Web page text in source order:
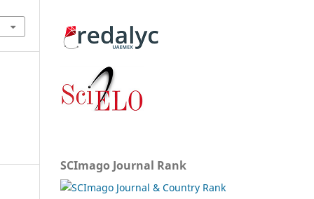
SCImago Journal Rank